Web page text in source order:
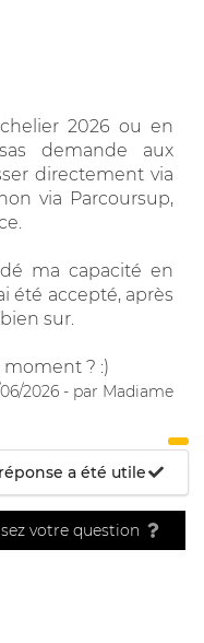
2026 ou en
demande aux
directement via
via Parcoursup,
ma capacité en
été accepté, après
sur.
? :)
2026 - par Madiame
a été utile
votre question